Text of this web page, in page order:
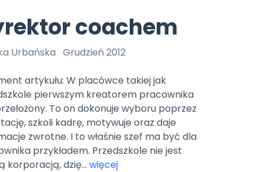
Archiwalne numery
Pomoc
Nowości
Polecamy
Promocje
czerwca 2024 r. uzyskała
r. Nr decyzji:
Online.
Bliżej Pieska
Pomoc zwierzętom
TikTok
Zobacz nas na TikToku
YouTube
Filmy edukacyjne
coachem
Urbańska Grudzień 2012
artykułu: W placówce takiej jak
pierwszym kreatorem pracownika
To on dokonuje wyboru poprzez
szkoli kadrę, motywuje oraz daje
zwrotne. I to właśnie szef ma być dla
przykładem. Przedszkole nie jest
korporacją, dzię... więcej